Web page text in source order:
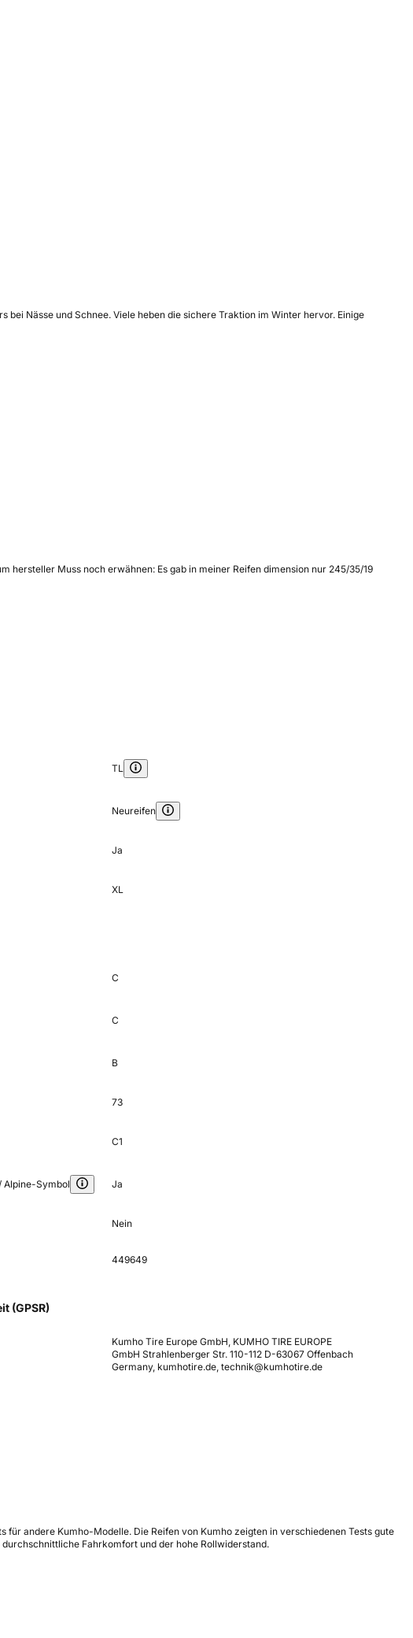
Nässe und Schnee. Viele heben die sichere Traktion im Winter hervor. Einige
Muss noch erwähnen: Es gab in meiner Reifen dimension nur 245/35/19
TL
Neureifen
Ja
XL
C
C
B
73
C1
Alpine-Symbol Ja
Nein
449649
(GPSR)
Kumho Tire Europe GmbH, KUMHO TIRE EUROPE
GmbH Strahlenberger Str. 110-112 D-63067 Offenbach
Germany, kumhotire.de, technik@kumhotire.de
andere Kumho-Modelle. Die Reifen von Kumho zeigten in verschiedenen Tests gute
Fahrkomfort und der hohe Rollwiderstand.